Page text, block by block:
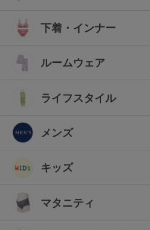
下着・インナー
ルームウェア
ライフスタイル
メンズ
キッズ
マタニティ